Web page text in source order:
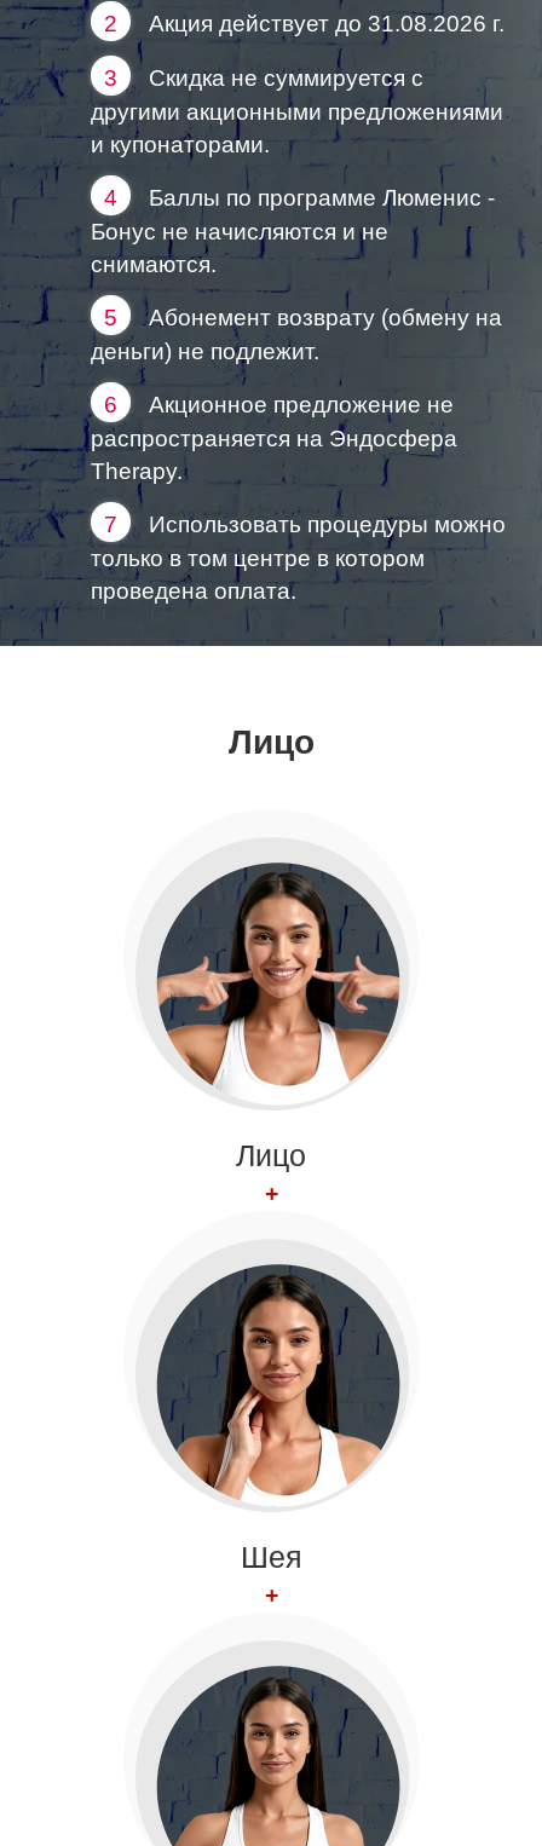
2 Акция действует до 31.08.2026 г.
3
Скидка не суммируется с
другими акционными предложениями
и купонаторами.
4
Баллы по программе Люменис -
Бонус не начисляются и не
снимаются.
5
Абонемент возврату (обмену на
деньги) не подлежит.
6
Акционное предложение не
распространяется на Эндосфера
Therapy.
7
Использовать процедуры можно
только в том центре в котором
проведена оплата.
Лицо
Лицо
+
Шея
+